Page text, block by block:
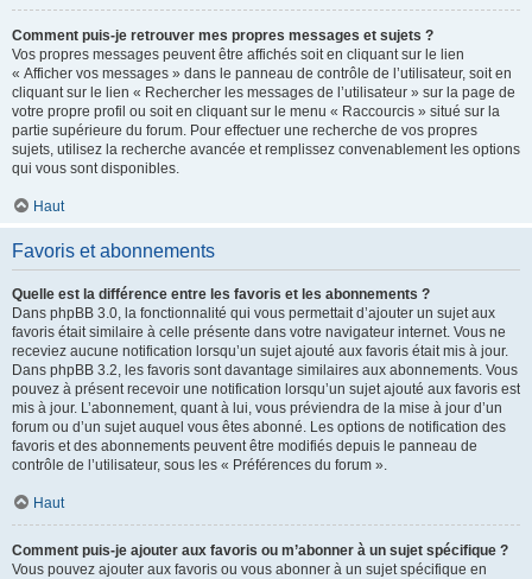
Comment puis-je retrouver mes propres messages et sujets ?
Vos propres messages peuvent être affichés soit en cliquant sur le lien
« Afficher vos messages » dans le panneau de contrôle de l’utilisateur, soit en
cliquant sur le lien « Rechercher les messages de l’utilisateur » sur la page de
votre propre profil ou soit en cliquant sur le menu « Raccourcis » situé sur la
partie supérieure du forum. Pour effectuer une recherche de vos propres
sujets, utilisez la recherche avancée et remplissez convenablement les options
qui vous sont disponibles.
Haut
Favoris et abonnements
Quelle est la différence entre les favoris et les abonnements ?
Dans phpBB 3.0, la fonctionnalité qui vous permettait d’ajouter un sujet aux
favoris était similaire à celle présente dans votre navigateur internet. Vous ne
receviez aucune notification lorsqu’un sujet ajouté aux favoris était mis à jour.
Dans phpBB 3.2, les favoris sont davantage similaires aux abonnements. Vous
pouvez à présent recevoir une notification lorsqu’un sujet ajouté aux favoris est
mis à jour. L’abonnement, quant à lui, vous préviendra de la mise à jour d’un
forum ou d’un sujet auquel vous êtes abonné. Les options de notification des
favoris et des abonnements peuvent être modifiés depuis le panneau de
contrôle de l’utilisateur, sous les « Préférences du forum ».
Haut
Comment puis-je ajouter aux favoris ou m’abonner à un sujet spécifique ?
Vous pouvez ajouter aux favoris ou vous abonner à un sujet spécifique en